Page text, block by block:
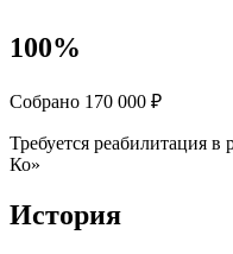
100%
Собрано 170 000 ₽
Требуется реабилитация
Ко»
История